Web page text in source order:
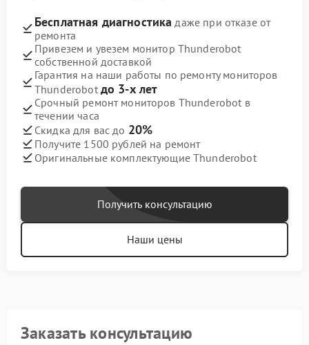
Бесплатная диагностика даже при отказе от
ремонта
Привезем и увезем монитор Thunderobot
собственной доставкой
Гарантия на наши работы по ремонту мониторов
Thunderobot до 3-х лет
Срочный ремонт мониторов Thunderobot в
течении часа
Скидка для вас до 20%
Получите 1500 рублей на ремонт
Оригинальные комплектующие Thunderobot
Получить консультацию
Наши цены
Заказать консультацию